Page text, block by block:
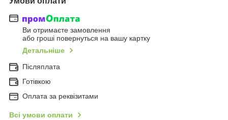
Ви отримаєте замовлення
або гроші повернуться на вашу картку
Детальніше
Післяплата
Готівкою
Оплата за реквізитами
Всі умови оплати